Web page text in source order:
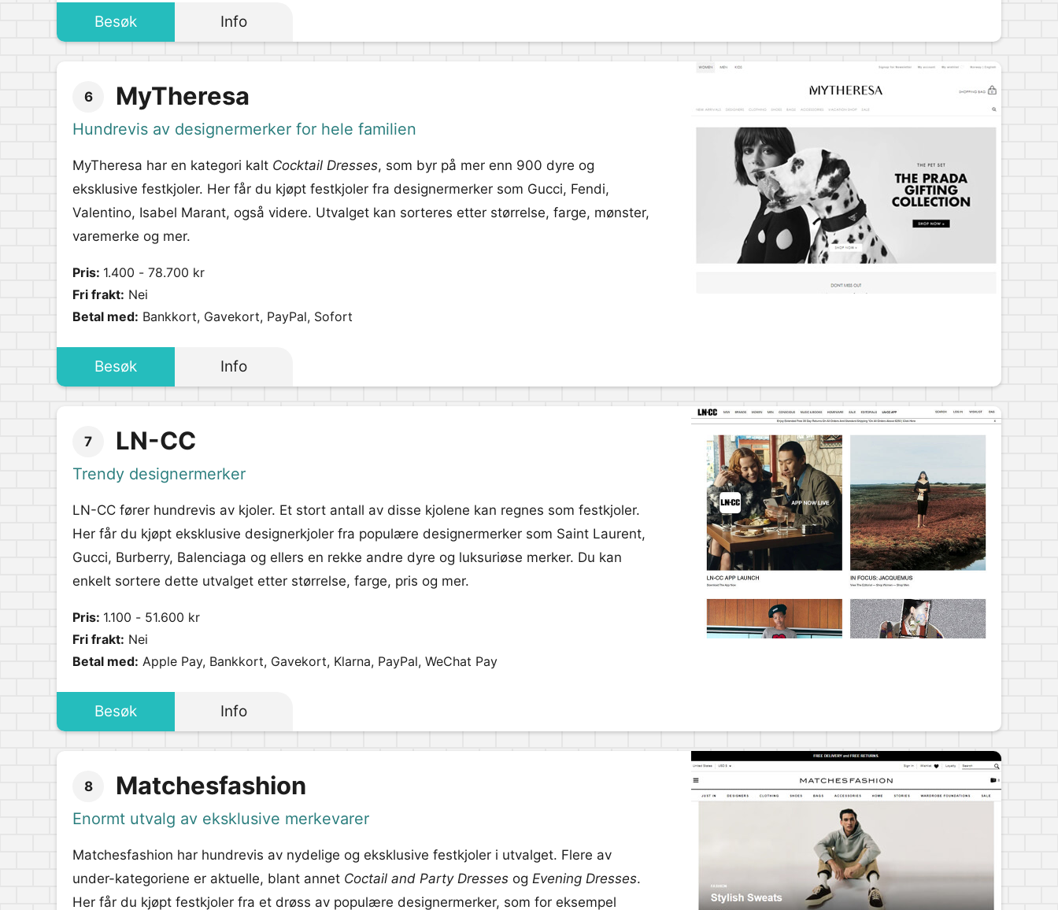
Besøk Info
6 MyTheresa
Hundrevis av designermerker for hele familien
MyTheresa har en kategori kalt Cocktail Dresses, som byr på mer enn 900 dyre og
eksklusive festkjoler. Her får du kjøpt festkjoler fra designermerker som Gucci, Fendi,
Valentino, Isabel Marant, også videre. Utvalget kan sorteres etter størrelse, farge, mønster,
varemerke og mer.
Pris: 1.400 - 78.700 kr
Fri frakt: Nei
Betal med: Bankkort, Gavekort, PayPal, Sofort
Besøk Info
7 LN-CC
Trendy designermerker
LN-CC fører hundrevis av kjoler. Et stort antall av disse kjolene kan regnes som festkjoler.
Her får du kjøpt eksklusive designerkjoler fra populære designermerker som Saint Laurent,
Gucci, Burberry, Balenciaga og ellers en rekke andre dyre og luksuriøse merker. Du kan
enkelt sortere dette utvalget etter størrelse, farge, pris og mer.
Pris: 1.100 - 51.600 kr
Fri frakt: Nei
Betal med: Apple Pay, Bankkort, Gavekort, Klarna, PayPal, WeChat Pay
Besøk Info
8 Matchesfashion
Enormt utvalg av eksklusive merkevarer
Matchesfashion har hundrevis av nydelige og eksklusive festkjoler i utvalget. Flere av
under-kategoriene er aktuelle, blant annet Coctail and Party Dresses og Evening Dresses.
Her får du kjøpt festkjoler fra et drøss av populære designermerker, som for eksempel